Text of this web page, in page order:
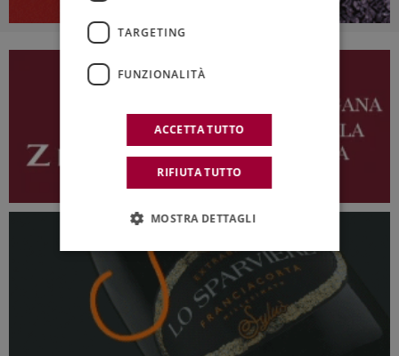
TARGETING
FUNZIONALITÀ
ACCETTA TUTTO
RIFIUTA TUTTO
MOSTRA DETTAGLI